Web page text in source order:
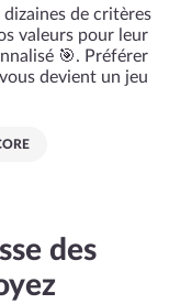
dizaines de critères
valeurs pour leur
🎯. Préférer
devient un jeu
des